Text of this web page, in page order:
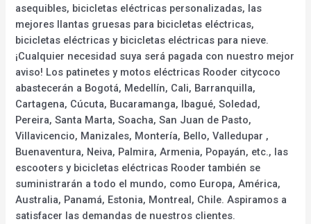
asequibles, bicicletas eléctricas personalizadas, las
mejores llantas gruesas para bicicletas eléctricas,
bicicletas eléctricas y bicicletas eléctricas para nieve.
¡Cualquier necesidad suya será pagada con nuestro mejor
aviso! Los patinetes y motos eléctricas Rooder citycoco
abastecerán a Bogotá, Medellín, Cali, Barranquilla,
Cartagena, Cúcuta, Bucaramanga, Ibagué, Soledad,
Pereira, Santa Marta, Soacha, San Juan de Pasto,
Villavicencio, Manizales, Montería, Bello, Valledupar ,
Buenaventura, Neiva, Palmira, Armenia, Popayán, etc., las
escooters y bicicletas eléctricas Rooder también se
suministrarán a todo el mundo, como Europa, América,
Australia, Panamá, Estonia, Montreal, Chile. Aspiramos a
satisfacer las demandas de nuestros clientes.